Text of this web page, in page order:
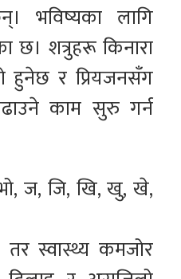
भविष्यका लागि
छ। शत्रुहरू किनारा
हुनेछ र प्रियजनसँग
काम सुरु गर्न
ज, जि, खि, खु, खे,
स्वास्थ्य कमजोर